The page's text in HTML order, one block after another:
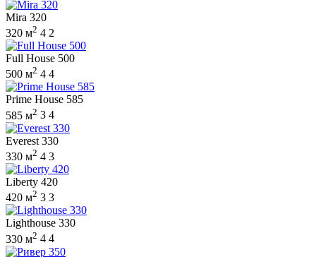
Mira 320
320 м2 4 2
Full House 500
500 м2 4 4
Prime House 585
585 м2 3 4
Everest 330
330 м2 4 3
Liberty 420
420 м2 3 3
Lighthouse 330
330 м2 4 4